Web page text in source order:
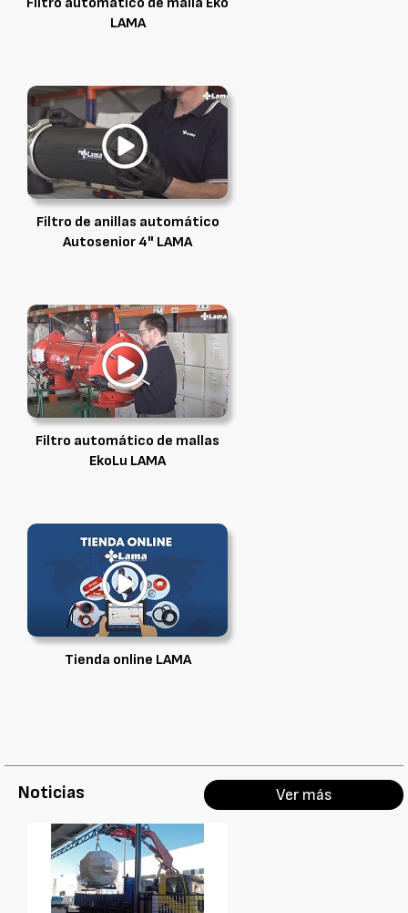
LAMA
Filtro de anillas automático
Autosenior 4" LAMA
Filtro automático de mallas
EkoLu LAMA
Tienda online LAMA
Noticias Ver más